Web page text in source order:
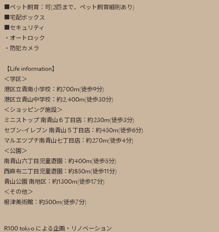
■ペット飼育：可(2匹まで、ペット飼育細則あり)
■宅配ボックス
■セキュリティ
・オートロック
・防犯カメラ
【Life information】
＜学区＞
港区立青南小学校：約700m(徒歩9分)
港区立青山中学校：約2,400m(徒歩30分)
＜ショッピング施設＞
ミニストップ 南青山６丁目店：約230m(徒歩3分)
セブン-イレブン 南青山５丁目店：約450m(徒歩6分)
マルエツプチ南青山七丁目店：約270m(徒歩4分)
＜公園＞
南青山六丁目児童遊園：約400m(徒歩5分)
西麻布二丁目児童遊園：約850m(徒歩11分)
青山公園 南地区：約1300m(徒歩17分)
＜その他＞
根津美術館：約500m(徒歩7分)
R100 tokyo による企画・リノベーション